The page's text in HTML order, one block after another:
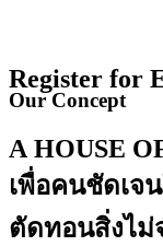
Register for
Our Concept
A HOUSE
เพื่อคนชัดเจ
ตัดทอนสิ่งไม่